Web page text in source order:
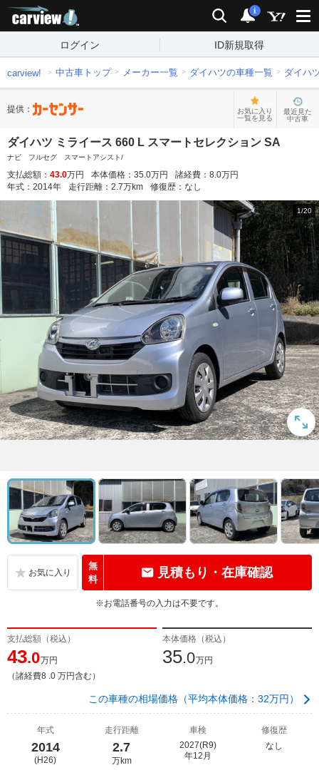
検索 通知
i
ログイン ID新規取得
carview! 中古車トップ メーカー一覧 ダイハツの車種一覧 ダイハ
提供：
お気に入り
一覧を見る
最近見た
中古車
ダイハツ ミライース 660 L スマートセレクション SA
ナビ フルセグ スマートアシスト/
支払総額： 43.0万円 本体価格： 35.0万円 諸経費： 8.0万円
年式： 2014年 走行距離： 2.7万km 修復歴： なし
1/20
無
料
見積もり・在庫確認
※お電話番号の入力は不要です。
支払総額（税込）
43.0万円
（諸経費8 .0 万円含む）
本体価格（税込）
35.0万円
この車種の相場価格（平均本体価格：32万円）
年式
2014
(H26)
走行距離
2.7
万km
車検
2027(R9)
年12月
修復歴
なし